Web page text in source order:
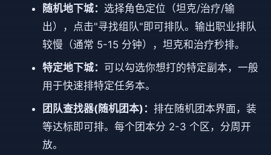
随机地下城： 选择角色定位（坦克/治疗/输
出），点击"寻找组队"即可排队。输出职业排队
较慢（通常 5-15 分钟），坦克和治疗秒排。
特定地下城： 可以勾选你想打的特定副本，一般
用于快速排特定任务本。
团队查找器(随机团本)： 排在随机团本界面，装
等达标即可排。每个团本分 2-3 个区，分周开
放。